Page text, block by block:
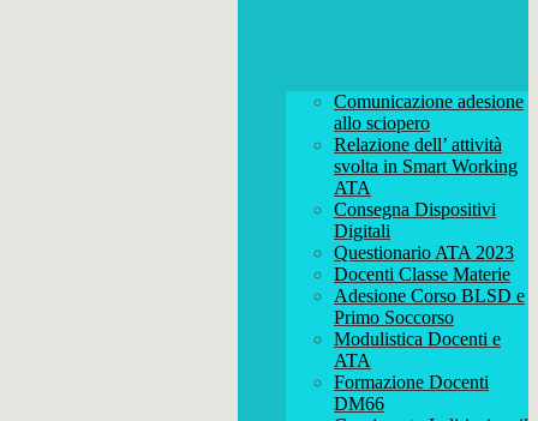
Comunicazione adesione
allo sciopero
Relazione dell’ attività
svolta in Smart Working
ATA
Consegna Dispositivi
Digitali
Questionario ATA 2023
Docenti Classe Materie
Adesione Corso BLSD e
Primo Soccorso
Modulistica Docenti e
ATA
Formazione Docenti
DM66